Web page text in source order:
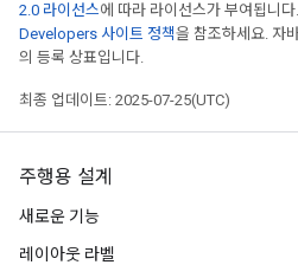
2.0 라이선스에 따라 라이선스가 부여됩니
Developers 사이트 정책을 참조하세요. 자
의 등록 상표입니다.
최종 업데이트: 2025-07-25(UTC)
주행용 설계
새로운 기능
레이아웃 라벨